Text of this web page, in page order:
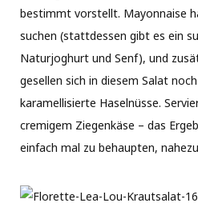
bestimmt vorstellt. Mayonnaise
suchen (stattdessen gibt es ein
Naturjoghurt und Senf), und
gesellen sich in diesem Salat
karamellisierte Haselnüsse.
cremigem Ziegenkäse – das
einfach mal zu behaupten,